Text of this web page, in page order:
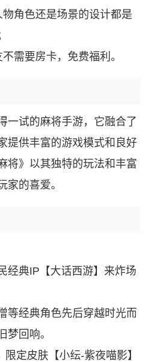
角色还是场景的设计都是
需要房卡，免费福利。
一试的麻将手游，它融合了
提供丰富的游戏模式和良好
将》以其独特的玩法和丰富
家的喜爱。
经典IP【大话西游】来炸场
等经典角色先后穿越时光而
梦回响。
定皮肤【小纭-紫夜喵影】